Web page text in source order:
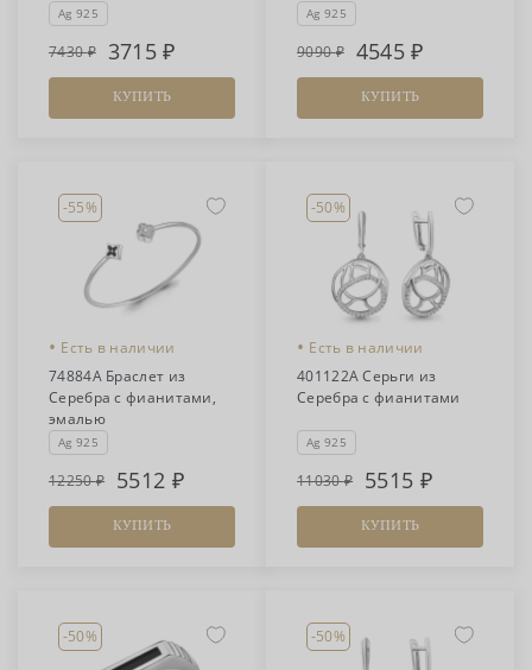
Ag 925
7430 3715
КУПИТЬ
Ag 925
9090 4545
КУПИТЬ
-55%
• Есть в наличии
74884А Браслет из
Серебра с фианитами,
эмалью
Ag 925
12250 5512
КУПИТЬ
-50%
• Есть в наличии
401122А Серьги из
Серебра с фианитами
Ag 925
11030 5515
КУПИТЬ
-50% -50%